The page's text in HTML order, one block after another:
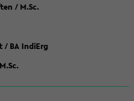
/ M.Sc.
/ BA IndiErg